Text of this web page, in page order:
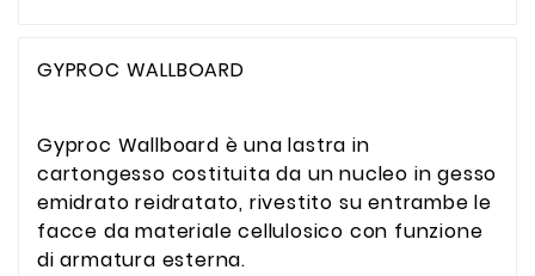
GYPROC WALLBOARD
Gyproc Wallboard è una lastra in
cartongesso costituita da un nucleo in gesso
emidrato reidratato, rivestito su entrambe le
facce da materiale cellulosico con funzione
di armatura esterna.